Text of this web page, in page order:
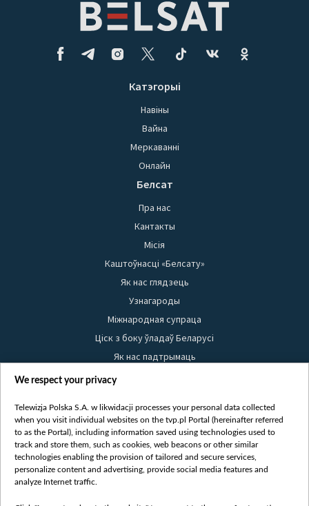
Катэгорыі
Навіны
Вайна
Меркаванні
Онлайн
Белсат
Пра нас
Кантакты
Місія
Каштоўнасці «Белсату»
Як нас глядзець
Узнагароды
Міжнародная супраца
Ціск з боку ўладаў Беларусі
Як нас падтрымаць
Правілы выкарыстання матэрыялаў
Бяспека
Youtube
Белсат news
Белсат Shorts
We respect your privacy
Telewizja Polska S.A. w likwidacji processes your personal data collected
when you visit individual websites on the tvp.pl Portal (hereinafter referred
to as the Portal), including information saved using technologies used to
track and store them, such as cookies, web beacons or other similar
technologies enabling the provision of tailored and secure services,
personalize content and advertising, provide social media features and
analyze Internet traffic.